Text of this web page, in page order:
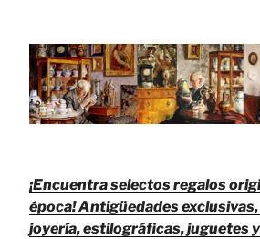
¡Encuentra selectos regalos
época!Antigüedades
joyería, estilográficas, juguetes